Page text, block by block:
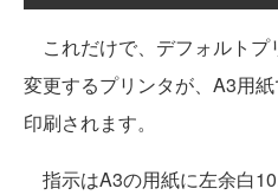
これだけで、デフォルトプ
変更するプリンタが、A3用
印刷されます。
指示はA3の用紙に左余白